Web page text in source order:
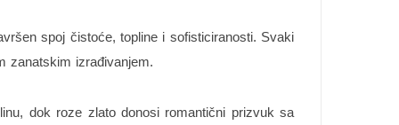
spoj čistoće, topline i sofisticiranosti. Svaki
zanatskim izrađivanjem.
dok roze zlato donosi romantični prizvuk sa